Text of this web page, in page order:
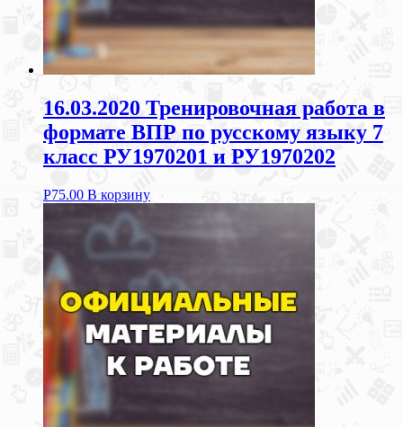
16.03.2020 Тренировочная работа в
формате ВПР по русскому языку 7
класс РУ1970201 и РУ1970202
Р75.00 В корзину